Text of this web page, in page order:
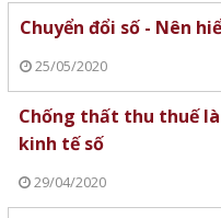
Chuyển đổi số - Nên
25/05/2020
Chống thất thu thuế
kinh tế số
29/04/2020